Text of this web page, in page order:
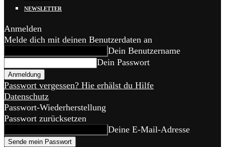
NEWSLETTER
Anmelden
Melde dich mit deinen Benutzerdaten an
Dein Benutzername
Dein Passwort
Passwort vergessen? Hie erhälst du Hilfe
Datenschutz
Passwort-Wiederherstellung
Passwort zurücksetzen
Deine E-Mail-Adresse